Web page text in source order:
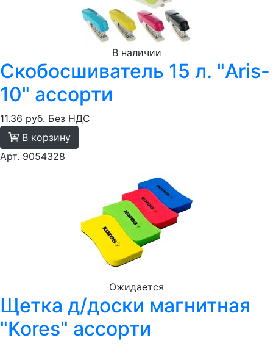
В наличии
Скобосшиватель 15 л. "Aris-
10" ассорти
11.36 руб. Без НДС
В корзину
Арт. 9054328
Ожидается
Щетка д/доски магнитная
"Kores" ассорти